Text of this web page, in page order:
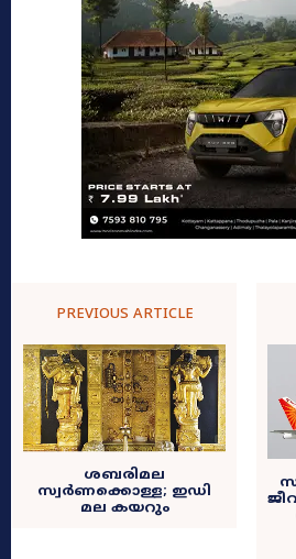
PREVIOUS ARTICLE
ശബരിമല
സ്വർണക്കൊള്ള; ഇഡി
മല കയറും